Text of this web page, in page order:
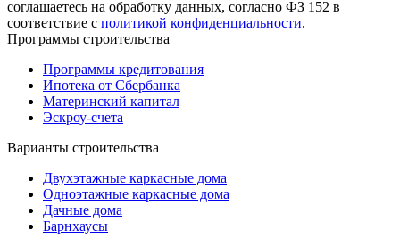
соглашаетесь на обработку данных, согласно ФЗ 152 в
соответствие с политикой конфиденциальности.
Программы строительства
Программы кредитования
Ипотека от Сбербанка
Материнский капитал
Эскроу-счета
Варианты строительства
Двухэтажные каркасные дома
Одноэтажные каркасные дома
Дачные дома
Барнхаусы